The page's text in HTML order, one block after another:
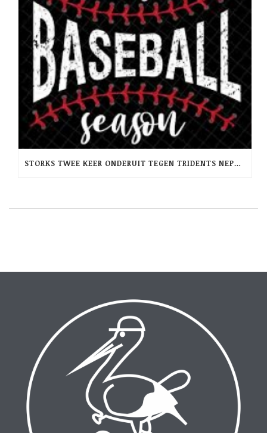
STORKS TWEE KEER ONDERUIT TEGEN TRIDENTS NEPTUNUS